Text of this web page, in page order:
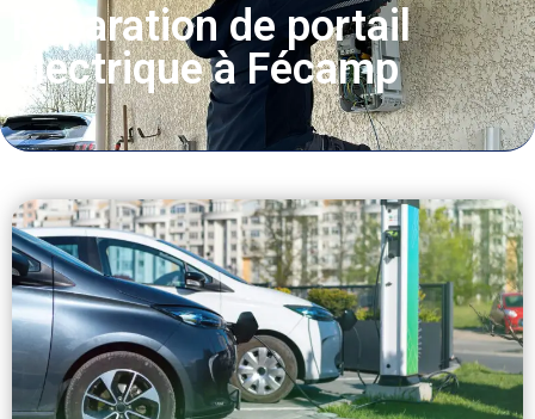
Réparation de portail
électrique à Fécamp